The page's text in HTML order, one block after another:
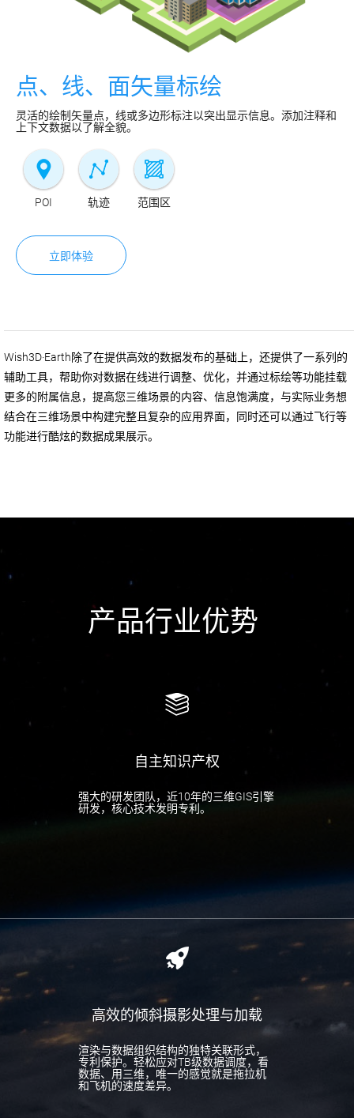
点、线、面矢量标绘
灵活的绘制矢量点，线或多边形标注以突出显示信息。添加注释和
上下文数据以了解全貌。
POI 轨迹 范围区
立即体验
Wish3D·Earth除了在提供高效的数据发布的基础上，还提供了一系列的
辅助工具，帮助你对数据在线进行调整、优化，并通过标绘等功能挂载
更多的附属信息，提高您三维场景的内容、信息饱满度，与实际业务想
结合在三维场景中构建完整且复杂的应用界面，同时还可以通过飞行等
功能进行酷炫的数据成果展示。
产品行业优势
自主知识产权
强大的研发团队，近10年的三维GIS引擎
研发，核心技术发明专利。
高效的倾斜摄影处理与加载
渲染与数据组织结构的独特关联形式，
专利保护。轻松应对TB级数据调度，看
数据、用三维，唯一的感觉就是拖拉机
和飞机的速度差异。